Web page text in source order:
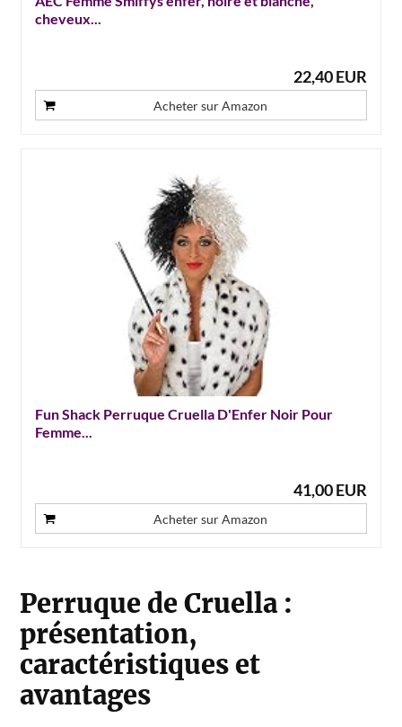
cheveux...
22,40 EUR
Acheter sur Amazon
Fun Shack Perruque Cruella D'Enfer Noir Pour
Femme...
41,00 EUR
Acheter sur Amazon
Perruque de Cruella :
présentation,
caractéristiques et
avantages